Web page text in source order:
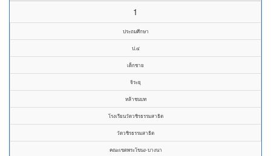
1
ประถมศึกษา
ป.๔
เด็กชาย
จิระยุ
หล้าชนบท
โรงเรียนวัดวชิรธรรมสาธิต
วัดวชิรธรรมสาธิต
คณะเขตพระโขนง-บางนา